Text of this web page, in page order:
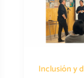
Inclusión y